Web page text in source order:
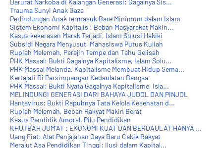
Darurat Narkoba di Kalangan Generasi: Gagalnya Sis...
Trauma Sunyi Anak Gaza
Perlindungan Anak termasuk Bare Minimum dalam Islam
Sistem ‎Ekonomi Kapitalis : Beban Masyarakat Makin...
Kasus kekerasan Marak Terjadi, Islam Solusi Hakiki
Subsidi Negara Menyusut, Mahasiswa Putus Kuliah
Rupiah Melemah, Perajin Tempe dan Tahu Gelisah
PHK Massal: Bukti Gagalnya Kapitalisme, Islam Solu...
PHK Massal Melanda, Kapitalisme Membuat Hidup Sema...
Kertajati Di Persimpangan Kedaulatan Bangsa
PHK Massal: Bukti Nyata Gagalnya Kapitalisme, Isla...
MELINDUNGI GENERASI DARI BAHAYA JUDOL DAN PINJOL
Hantavirus: Bukti Rapuhnya Tata Kelola Kesehatan d...
Rupiah Melemah, Beban Rakyat Makin Berat
Kasus Pendidik Amoral, Pilu Pendidikan
KHUTBAH JUM'AT : EKONOMI KUAT DAN BERDAULAT HANYA ...
Uang Fiat: Alat Penjajahan Gaya Baru Cekik Rakyat
Merajut Asa Pendidikan Tinggi: Ilusi dalam Kapital...